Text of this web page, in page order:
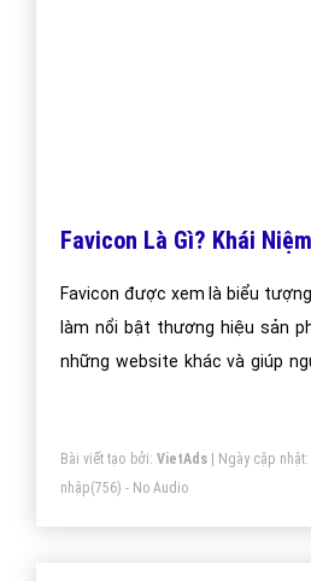
Favicon Là Gì? Khái
Favicon được xem là biểu
làm nổi bật thương hiệu sản
những website khác và giúp
có chữ ký riêng thì mỗi trang
favicon riêng.
Bài viết tạo bởi: VietAds| Ngày cập nhật:
nhập(756) - No Audio